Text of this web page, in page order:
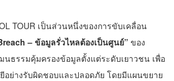
TOUR เป็นส่วนหนึ่งของการขับเคลื่อน
– ข้อมูลรั่วไหลต้องเป็นศูนย์” ของ
นธรรมคุ้มครองข้อมูลตั้งแต่ระดับเยาวชน เพื่อ
อย่างรับผิดชอบและปลอดภัย โดยมีแผนขยาย